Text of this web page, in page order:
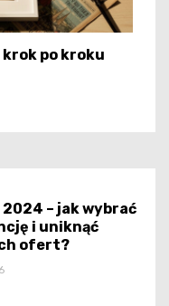
po kroku
– jak wybrać
i uniknąć
ofert?